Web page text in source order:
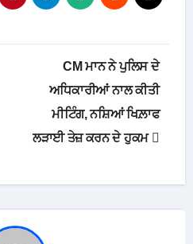
CM ਮਾਨ ਨੇ ਪੁਲਿਸ ਦੇ
ਅਧਿਕਾਰੀਆਂ ਨਾਲ ਕੀਤੀ
ਮੀਟਿੰਗ, ਨਸ਼ਿਆਂ ਖਿਲ਼ਾਫ
ਲੜਾਈ ਤੇਜ਼ ਕਰਨ ਦੇ ਹੁਕਮ